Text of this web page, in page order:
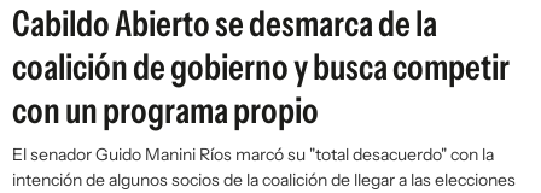
Cabildo Abierto se desmarca de la
coalición de gobierno y busca competir
con un programa propio
El senador Guido Manini Ríos marcó su "total desacuerdo" con la
intención de algunos socios de la coalición de llegar a las elecciones